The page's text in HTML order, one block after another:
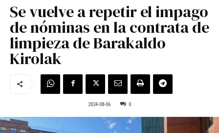
Se vuelve a repetir el impago
de nóminas en la contrata de
limpieza de Barakaldo
Kirolak
2024-08-06 0